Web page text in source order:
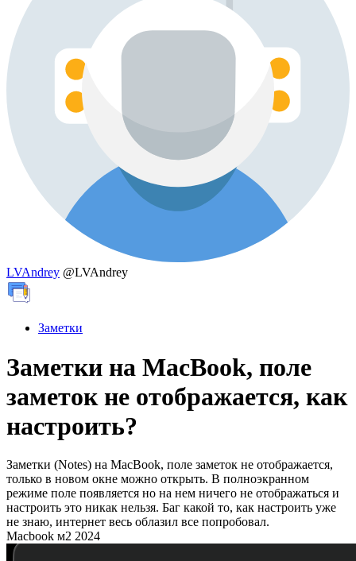
LVAndrey @LVAndrey
Заметки
Заметки на MacBook, поле
заметок не отображается, как
настроить?
Заметки (Notes) на MacBook, поле заметок не отображается,
только в новом окне можно открыть. В полноэкранном
режиме поле появляется но на нем ничего не отображаться и
настроить это никак нельзя. Баг какой то, как настроить уже
не знаю, интернет весь облазил все попробовал.
Macbook м2 2024